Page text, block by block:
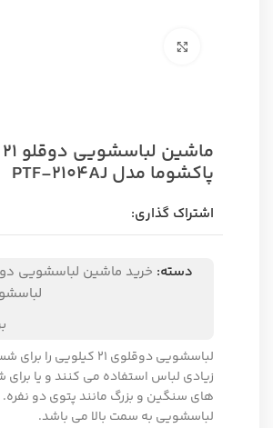
پاکشوما مدل PTF-2104AJ
اشتراک گذاری:
دسته: خرید ماشین لباسشویی
لباسشویی دوقلوی 21 کیلویی
زیادی لباس استفاده می کنند و یا
های سنگین و بزرگ مانند پتوی دو
لباسشویی به سمت بالا می باشد.